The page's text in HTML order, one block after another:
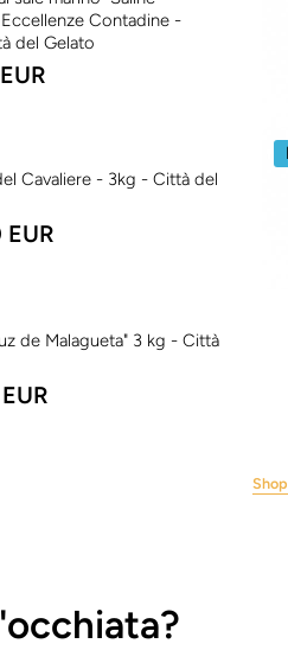
Contadine -
del Gelato
Cavaliere - 3kg - Città del
de Malagueta" 3 kg - Città